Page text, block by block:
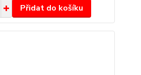
Přidat do košíku